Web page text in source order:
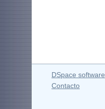
DSpace software
Contacto